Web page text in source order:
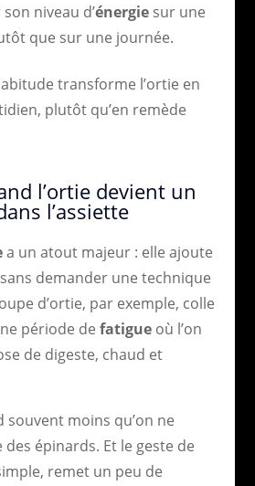
niveau d’énergiesur une
que sur une journée.
transforme l’ortie en
plutôt qu’en remède
l’ortie devient un
l’assiette
a un atout majeur : elle ajoute
demander une technique
d’ortie, par exemple, colle
période de fatigueoù l’on
de digeste, chaud et
souvent moins qu’on ne
des épinards. Et le geste de
remet un peu de